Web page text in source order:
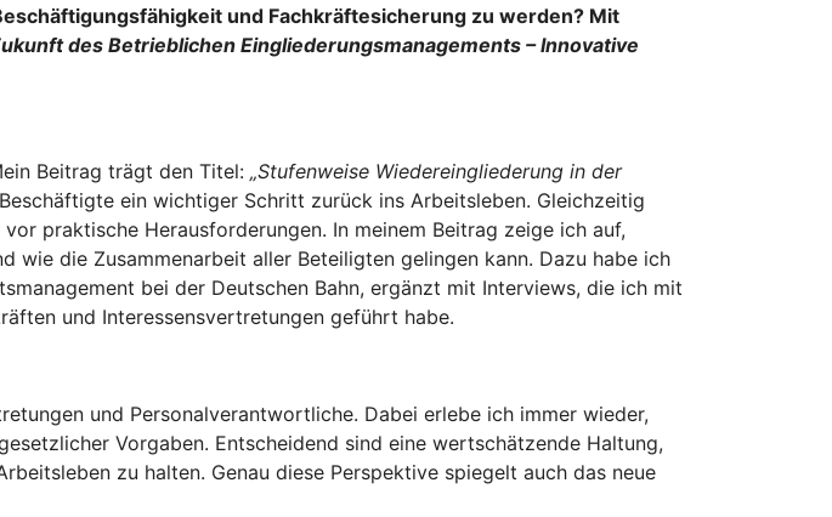
und Fachkräftesicherung zu werden? Mit
des Betrieblichen Eingliederungsmanagements – Innovative
Beitrag trägt den Titel: „Stufenweise Wiedereingliederung in der
ein wichtiger Schritt zurück ins Arbeitsleben. Gleichzeitig
praktische Herausforderungen. In meinem Beitrag zeige ich auf,
die Zusammenarbeit aller Beteiligten gelingen kann. Dazu habe ich
bei der Deutschen Bahn, ergänzt mit Interviews, die ich mit
und Interessensvertretungen geführt habe.
und Personalverantwortliche. Dabei erlebe ich immer wieder,
Vorgaben. Entscheidend sind eine wertschätzende Haltung,
zu halten. Genau diese Perspektive spiegelt auch das neue